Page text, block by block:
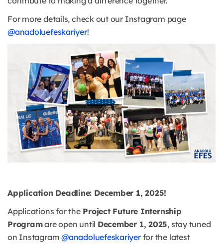
For more details, check out our Instagram page
@anadoluefeskariyer!
Application Deadline: December 1, 2025!
Applications for theProject Future Internship
Programare open until December 1, 2025, stay tuned
on Instagram@anadoluefeskariyerfor the latest